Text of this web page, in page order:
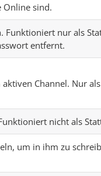
Online sind.
Funktioniert nur als
entfernt.
Channel. Nur
nicht als
um in ihm zu